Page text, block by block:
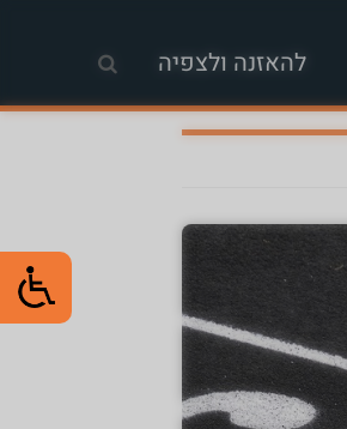
להאזנה ולצפיה